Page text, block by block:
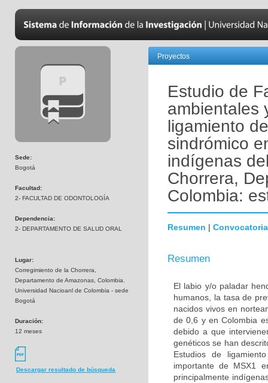
Sede:
Bogotá
Facultad:
2- FACULTAD DE ODONTOLOGÍA
Dependencia:
2- DEPARTAMENTO DE SALUD ORAL
Lugar:
Corregimiento de la Chorrera,
Departamento de Amazonas, Colombia.
Universidad Nacioanl de Colombia - sede
Bogotá
Duración:
12 meses
Descargar resultado de búsqueda
Proyectos
Estudio de
ambientales
ligamiento
sindrómico
indígenas
Chorrera,
Colombia:
Resumen | Convocatoria
Resumen
El labio y/o paladar
humanos, la tasa de
nacidos vivos en
de 0,6 y en Colombia
debido a que
genéticos se han
Estudios de
importante de MSX1
principalmente